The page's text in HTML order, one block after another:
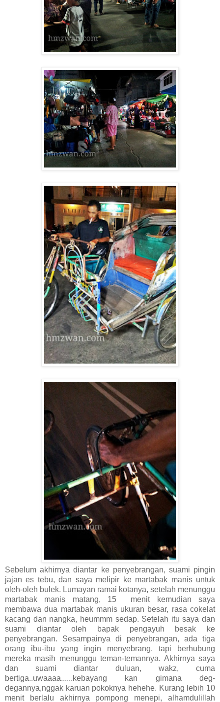
Sebelum akhirnya diantar ke penyebrangan, suami pingin
jajan es tebu, dan saya melipir ke martabak manis untuk
oleh-oleh bulek. Lumayan ramai kotanya, setelah menunggu
martabak manis matang, 15 menit kemudian saya
membawa dua martabak manis ukuran besar, rasa cokelat
kacang dan nangka, heummm sedap. Setelah itu saya dan
suami diantar oleh bapak pengayuh besak ke
penyebrangan. Sesampainya di penyebrangan, ada tiga
orang ibu-ibu yang ingin menyebrang, tapi berhubung
mereka masih menunggu teman-temannya. Akhirnya saya
dan suami diantar duluan, wakz, cuma
bertiga..uwaaaa......kebayang kan gimana deg-
degannya,nggak karuan pokoknya hehehe. Kurang lebih 10
menit berlalu akhirnya pompong menepi, alhamdulillah